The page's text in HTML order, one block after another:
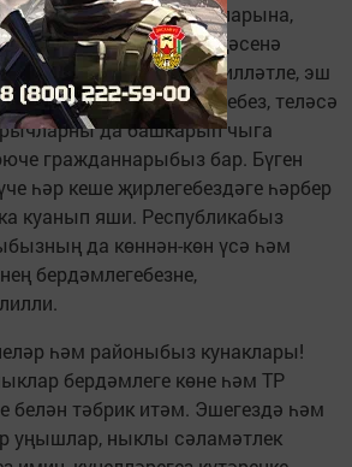
Үсешнең яңа баскычларына,
һәм дәрәҗәсенә
дус-тату яшәүче күпмилләтле, эш
белемле яшьләребез, теләсә
да башкарып чыга
гражданнарыбыз бар. Бүген
һәр кеше җирлегебездәге һәрбер
куанып яши. Республикабыз
да көннән-көн үсә һәм
бердәмлегебезне,
һәм районыбыз кунаклары!
бердәмлеге көне һәм ТР
белән тәбрик итәм. Эшегездә һәм
уңышлар, ныклы сәламәтлек